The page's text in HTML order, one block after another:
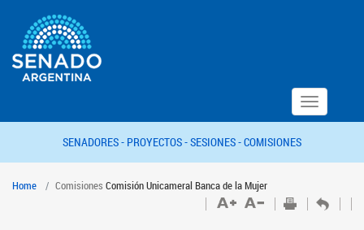
Toggle
navigation
SENADORES - PROYECTOS -SESIONES -COMISIONES
Home Comisiones Comisión Unicameral Banca de la Mujer